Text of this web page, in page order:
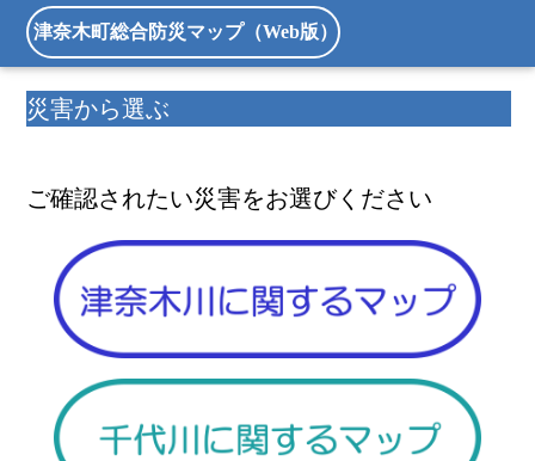
津奈木町総合防災マップ（Web版）
災害から選ぶ
ご確認されたい災害をお選びください